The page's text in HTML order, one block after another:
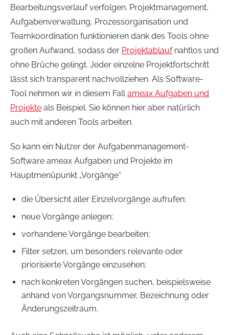
Bearbeitungsverlauf verfolgen. Projektmanagement,
Aufgabenverwaltung, Prozessorganisation und
Teamkoordination funktionieren dank des Tools ohne
großen Aufwand, sodass der Projektablaufnahtlos und
ohne Brüche gelingt. Jeder einzelne Projektfortschritt
lässt sich transparent nachvollziehen. Als Software-
Tool nehmen wir in diesem Fallameax Aufgaben und
Projekte als Beispiel. Sie können hier aber natürlich
auch mit anderen Tools arbeiten.
So kann ein Nutzer der Aufgabenmanagement-
Software ameax Aufgaben und Projekte im
Hauptmenüpunkt „Vorgänge“
die Übersicht aller Einzelvorgänge aufrufen;
neue Vorgänge anlegen;
vorhandene Vorgänge bearbeiten;
Filter setzen, um besonders relevante oder
priorisierte Vorgänge einzusehen;
nach konkreten Vorgängen suchen, beispielsweise
anhand von Vorgangsnummer, Bezeichnung oder
Änderungszeitraum.